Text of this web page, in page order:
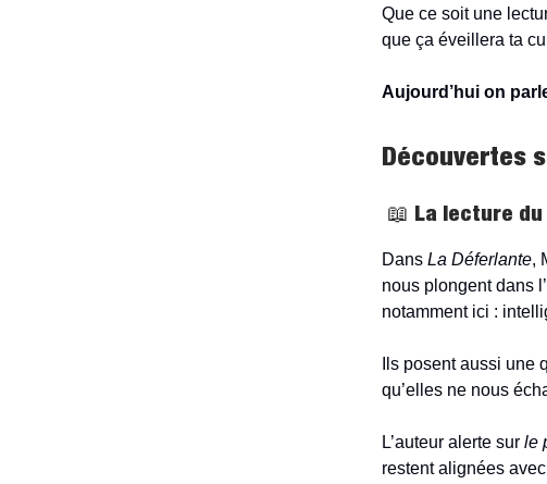
Que ce soit une
que ça éveillera ta
Aujourd’hui on
Découvertes
📖 La lecture
Dans La Déferlante,
nous plongent dans
notamment ici :
Ils posent aussi
qu’elles ne nous
L’auteur alerte sur le
restent alignées